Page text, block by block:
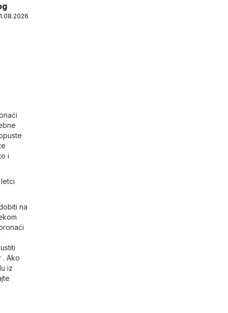
i
na
. Ako
iz